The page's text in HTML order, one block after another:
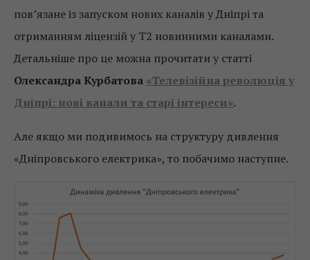
пов’язане із запуском нових каналів у Дніпрі та
отриманням ліцензій у Т2 новинними каналами.
Детальніше про це можна прочитати у статті
Олександра Курбатова «Телевізійна революція у
Дніпрі: нові канали та старі інтереси».
Але якщо ми подивимось на структуру дивлення
«Дніпровського електрика», то побачимо наступне.